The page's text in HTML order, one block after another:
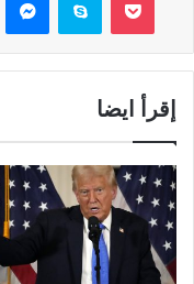
إقرأ ايضا